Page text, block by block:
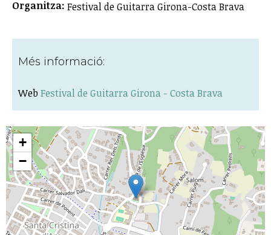
Organitza: Festival de Guitarra Girona-Costa Brava
Més informació:
Web Festival de Guitarra Girona - Costa Brava
+
−